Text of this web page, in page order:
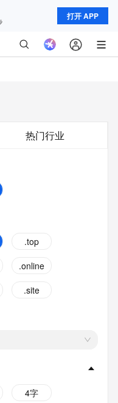
打开 APP
热门行业
.top
.online
.site
4字